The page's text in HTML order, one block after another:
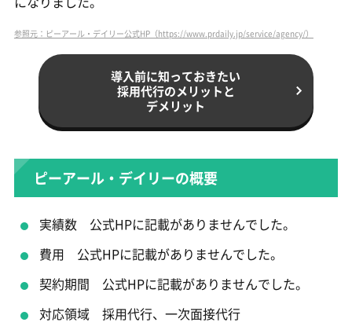
参照元：ピーアール・デイリー公式HP（https://www.prdaily.jp/service/agency/）
導入前に知っておきたい
採用代行のメリットと
デメリット
ピーアール・デイリーの概要
実績数 公式HPに記載がありませんでした。
費用 公式HPに記載がありませんでした。
契約期間 公式HPに記載がありませんでした。
対応領域 採用代行、一次面接代行